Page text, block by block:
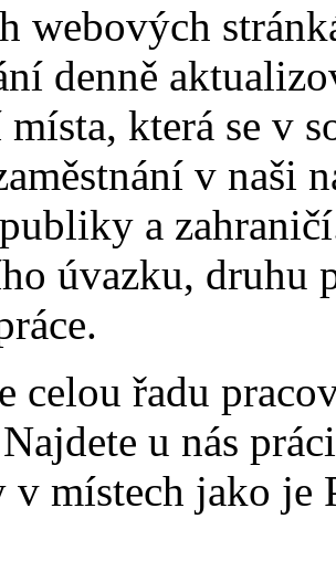
webových
denně
která se v
v naši
a
úvazku, druhu
celou řadu
u nás
místech jako je